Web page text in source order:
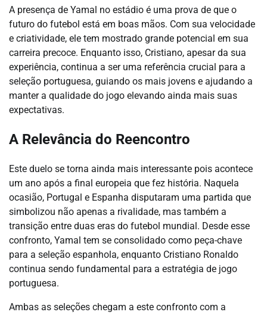
A presença de Yamal no estádio é uma prova de que o
futuro do futebol está em boas mãos. Com sua velocidade
e criatividade, ele tem mostrado grande potencial em sua
carreira precoce. Enquanto isso, Cristiano, apesar da sua
experiência, continua a ser uma referência crucial para a
seleção portuguesa, guiando os mais jovens e ajudando a
manter a qualidade do jogo elevando ainda mais suas
expectativas.
A Relevância do Reencontro
Este duelo se torna ainda mais interessante pois acontece
um ano após a final europeia que fez história. Naquela
ocasião, Portugal e Espanha disputaram uma partida que
simbolizou não apenas a rivalidade, mas também a
transição entre duas eras do futebol mundial. Desde esse
confronto, Yamal tem se consolidado como peça-chave
para a seleção espanhola, enquanto Cristiano Ronaldo
continua sendo fundamental para a estratégia de jogo
portuguesa.
Ambas as seleções chegam a este confronto com a